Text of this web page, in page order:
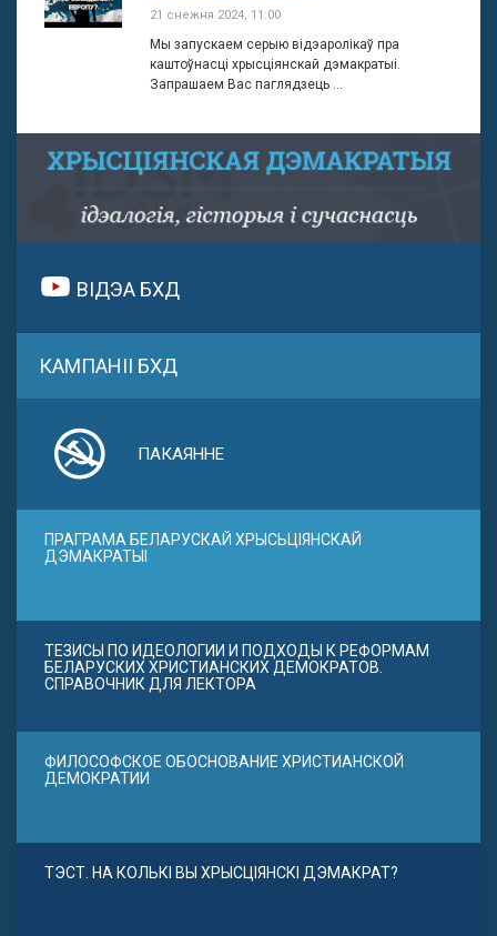
21 снежня 2024, 11:00
Мы запускаем серыю відэаролікаў пра
каштоўнасці хрысціянскай дэмакратыі.
Запрашаем Вас паглядзець ...
ВІДЭА БХД
КАМПАНІІ БХД
ПАКАЯННЕ
ПРАГРАМА БЕЛАРУСКАЙ ХРЫСЬЦІЯНСКАЙ
ДЭМАКРАТЫІ
ТЕЗИСЫ ПО ИДЕОЛОГИИ И ПОДХОДЫ К РЕФОРМАМ
БЕЛАРУСКИХ ХРИСТИАНСКИХ ДЕМОКРАТОВ.
СПРАВОЧНИК ДЛЯ ЛЕКТОРА
ФИЛОСОФСКОЕ ОБОСНОВАНИЕ ХРИСТИАНСКОЙ
ДЕМОКРАТИИ
ТЭСТ. НА КОЛЬКІ ВЫ ХРЫСЦІЯНСКІ ДЭМАКРАТ?